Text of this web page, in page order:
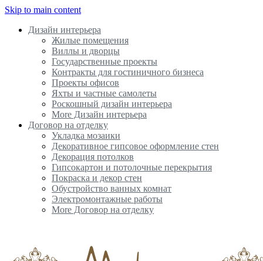
Skip to main content
Дизайн интерьера
Жилые помещения
Виллы и дворцы
Государственные проекты
Контракты для гостиничного бизнеса
Проекты офисов
Яхты и частные самолеты
Роскошный дизайн интерьера
More Дизайн интерьера
Договор на отделку
Укладка мозаики
Декоративное гипсовое оформление стен
Декорация потолков
Гипсокартон и потолочные перекрытия
Покраска и декор стен
Обустройство ванных комнат
Электромонтажные работы
More Договор на отделку